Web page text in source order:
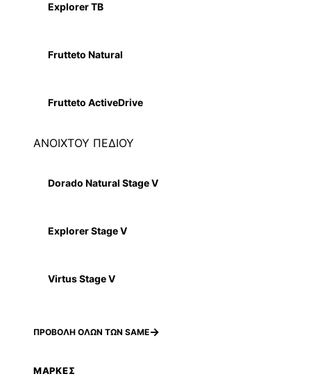
Explorer TB
Frutteto Natural
Frutteto ActiveDrive
ΑΝΟΙΧΤΟΥ ΠΕΔΙΟΥ
Dorado Natural Stage V
Explorer Stage V
Virtus Stage V
ΠΡΟΒΟΛΗ ΟΛΩΝ ΤΩΝ SAME
ΜΑΡΚΕΣ